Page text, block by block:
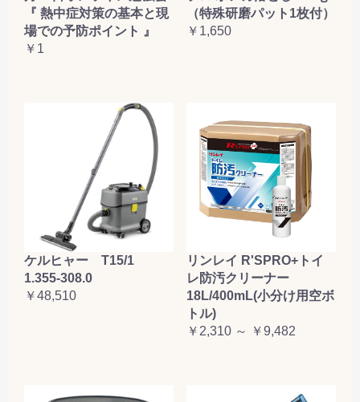
『 熱中症対策の基本と現
場での予防ポイント 』
￥1
（特殊研磨パット1枚付）
￥1,650
ケルヒャー T15/1
1.355-308.0
￥48,510
リンレイ R'SPRO+トイ
レ防汚クリーナー
18L/400mL(小分け用空ボ
トル)
￥2,310 ～ ￥9,482